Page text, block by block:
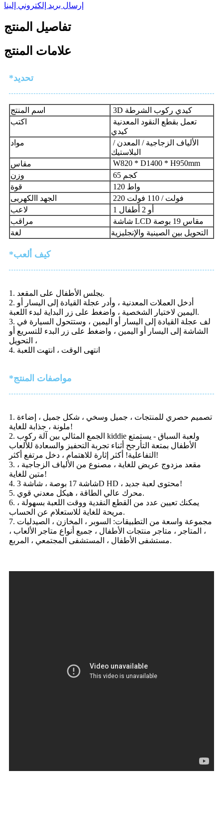
إرسال بريد إلكتروني إلينا
تفاصيل المنتج
علامات المنتج
*تحديد
اسم المنتج
3D كيدي ركوب الشرطة
اكتب
كيدي
مواد
البلاستيك
مقاس
W820 * D1400 * H950mm
وزن
65 كجم
قوة
120 واط
الجهد االكهربى
220 فولت / 110 فولت
لاعب
1 أو 2 أطفال
مراقب
شاشة LCD مقاس 19 بوصة
لغة
التحويل بين الصينية والإنجليزية
*كيف ألعب
1. يجلس الأطفال على المقعد.
2. أدخل العملات المعدنية ، وأدر عجلة القيادة إلى اليسار أو
اليمين لاختيار الشخصية ، واضغط على زر البداية لبدء اللعبة.
3. لف عجلة القيادة إلى اليسار أو اليمين ، وستتحول السيارة في
الشاشة إلى اليسار أو اليمين ، واضغط على زر البدء للتسريع أو
التحويل ،
4. انتهى الوقت ، انتهت اللعبة
*مواصفات المنتج
1. تصميم حصري للمنتجات ، جميل وسخي ، شكل جميل ، إضاءة
ملونة ، جذابة للغاية!
2. الجمع المثالي بين آلة ركوب kiddie ولعبة السباق - يستمتع
الأطفال بمتعة التأرجح أثناء تجربة التحفيز والسعادة للألعاب
التفاعلية! أكثر إثارة للاهتمام ، دخل مرتفع أكثر!
3. مقعد مزدوج عريض للغاية ، مصنوع من الألياف الزجاجية ،
متين للغاية!
4. شاشة 17 بوصة ، شاشة 3D HD ، محتوى لعبة جديد!
5. محرك عالي الطاقة ، هيكل معدني قوي.
6. يمكنك تعيين عدد من القطع النقدية ووقت اللعبة بسهولة ،
مريحة للغاية للاستعلام عن الحساب.
7. مجموعة واسعة من التطبيقات: السوبر ، المخازن ، الصيدليات
، المتاجر ، متاجر منتجات الأطفال ، جميع أنواع متاجر الألعاب ،
مستشفى الأطفال ، المستشفى المجتمعي ، المربع.